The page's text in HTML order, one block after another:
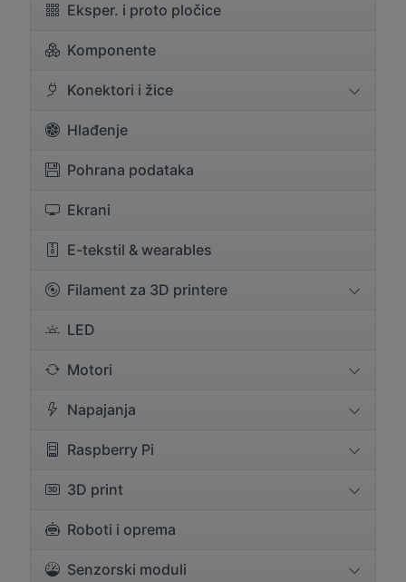
Eksper. i proto pločice
Komponente
Konektori i žice
Hlađenje
Pohrana podataka
Ekrani
E-tekstil & wearables
Filament za 3D printere
LED
Motori
Napajanja
Raspberry Pi
3D print
Roboti i oprema
Senzorski moduli